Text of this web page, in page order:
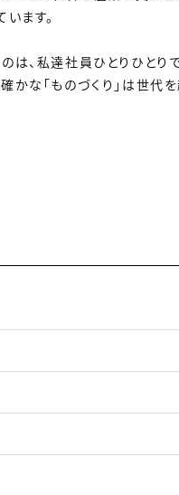
ます。
、私達社員ひとりひとり
な「ものづくり」は世代